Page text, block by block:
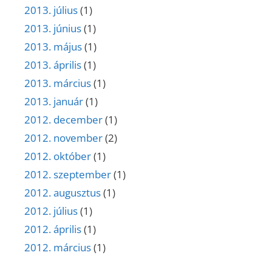
2013. július(1)
2013. június(1)
2013. május(1)
2013. április(1)
2013. március(1)
2013. január(1)
2012. december(1)
2012. november(2)
2012. október(1)
2012. szeptember(1)
2012. augusztus(1)
2012. július(1)
2012. április(1)
2012. március(1)